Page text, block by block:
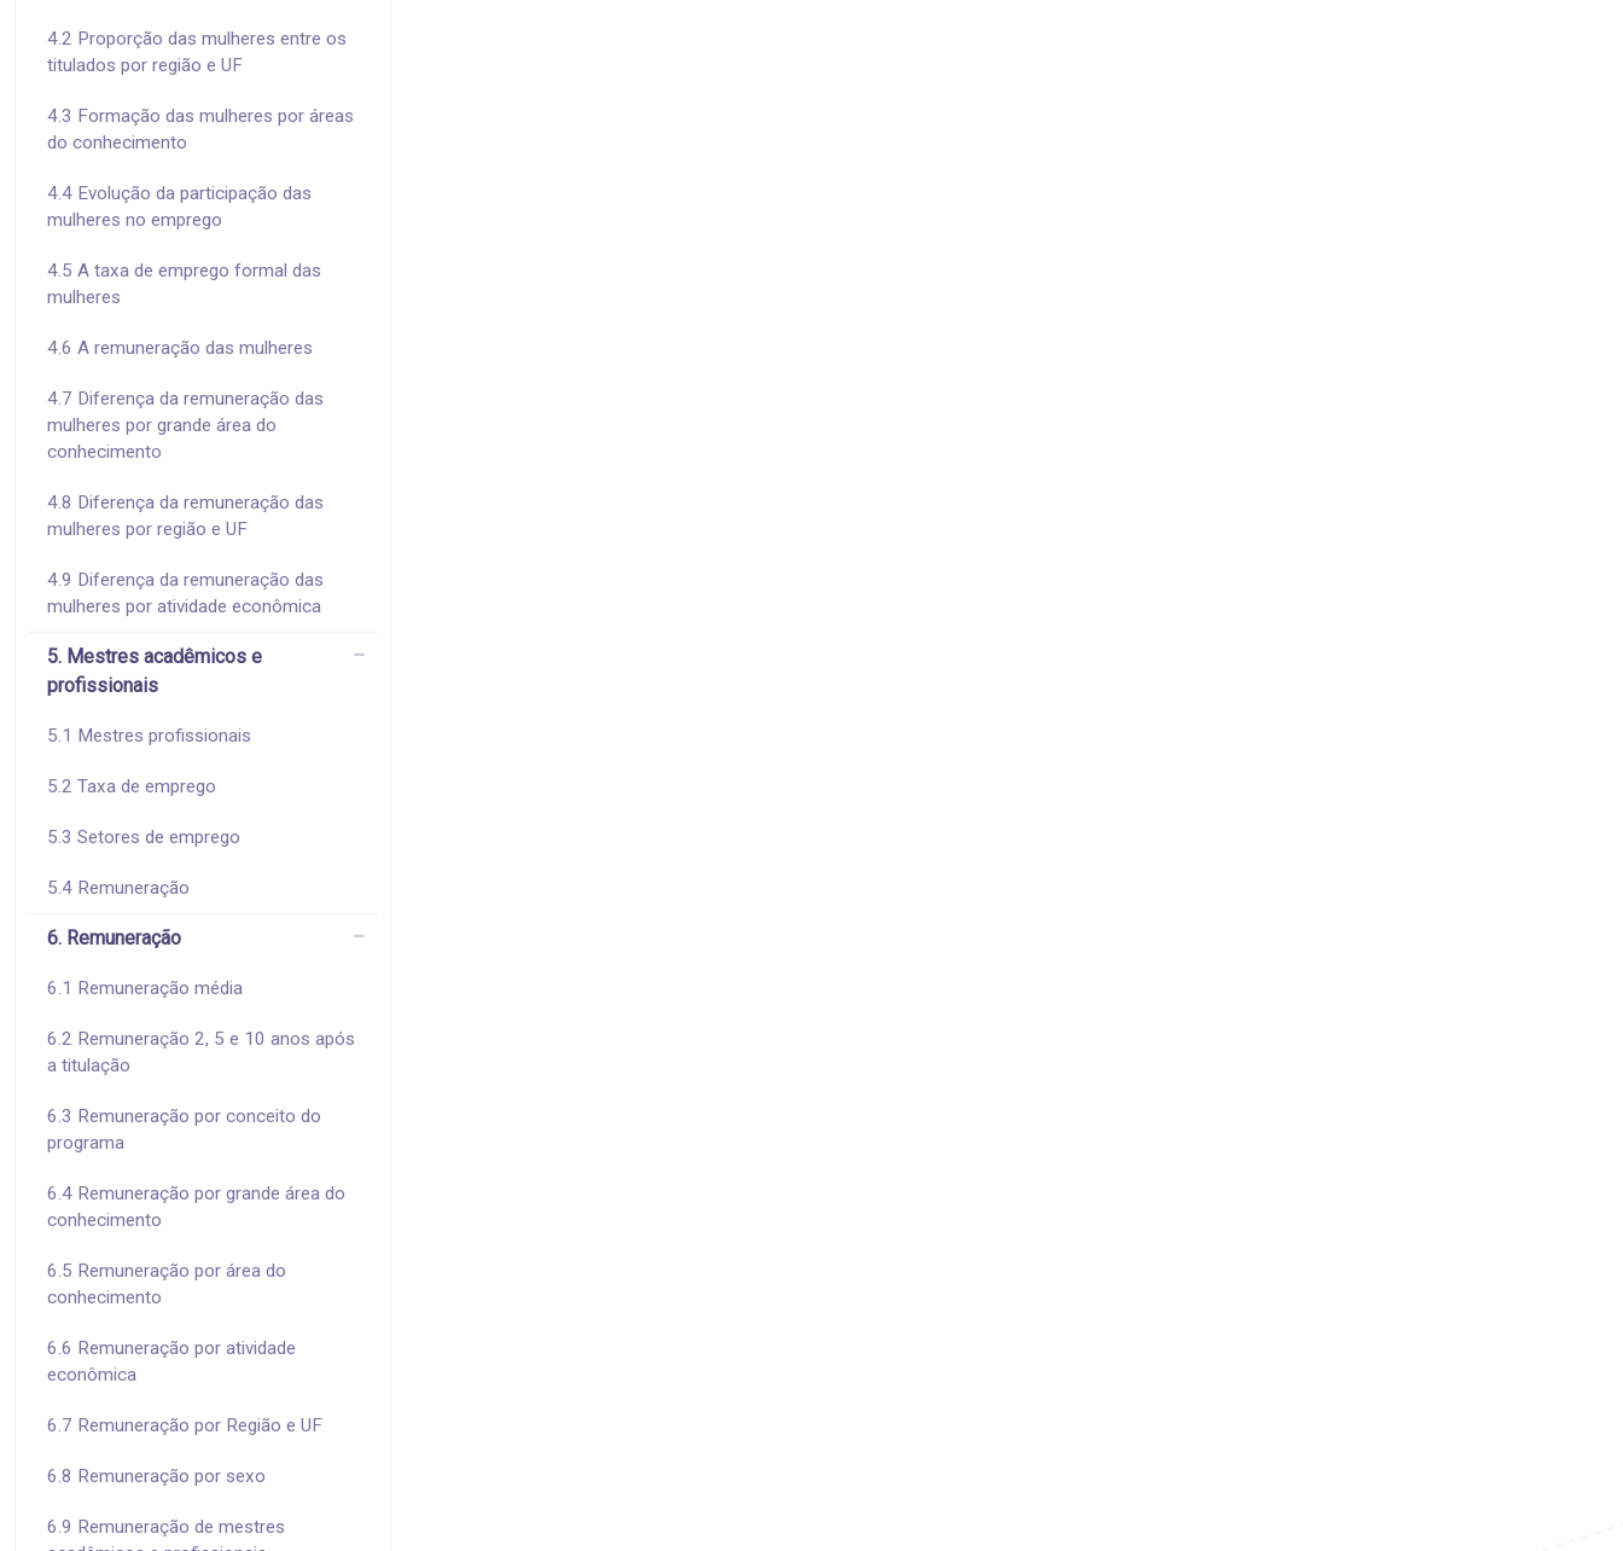
4.2 Proporção das mulheres entre os
titulados por região e UF
4.3 Formação das mulheres por áreas
do conhecimento
4.4 Evolução da participação das
mulheres no emprego
4.5 A taxa de emprego formal das
mulheres
4.6 A remuneração das mulheres
4.7 Diferença da remuneração das
mulheres por grande área do
conhecimento
4.8 Diferença da remuneração das
mulheres por região e UF
4.9 Diferença da remuneração das
mulheres por atividade econômica
5. Mestres acadêmicos e
profissionais
5.1 Mestres profissionais
5.2 Taxa de emprego
5.3 Setores de emprego
5.4 Remuneração
6. Remuneração
6.1 Remuneração média
6.2 Remuneração 2, 5 e 10 anos após
a titulação
6.3 Remuneração por conceito do
programa
6.4 Remuneração por grande área do
conhecimento
6.5 Remuneração por área do
conhecimento
6.6 Remuneração por atividade
econômica
6.7 Remuneração por Região e UF
6.8 Remuneração por sexo
6.9 Remuneração de mestres